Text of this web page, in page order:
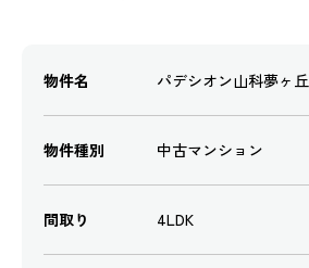
物件名 パデシオン山科夢ヶ丘
物件種別 中古マンション
間取り 4LDK